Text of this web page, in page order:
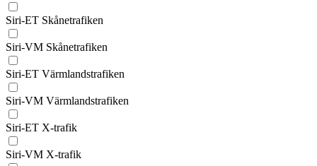
Siri-ET Skånetrafiken
Siri-VM Skånetrafiken
Siri-ET Värmlandstrafiken
Siri-VM Värmlandstrafiken
Siri-ET X-trafik
Siri-VM X-trafik